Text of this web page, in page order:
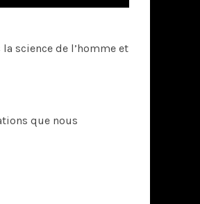
science de l’homme et
que nous